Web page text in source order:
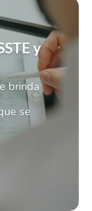
y
brinda
se